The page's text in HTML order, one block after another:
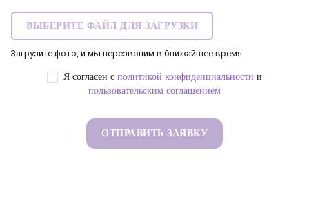
ВЫБЕРИТЕ ФАЙЛ ДЛЯ ЗАГРУЗКИ
Загрузите фото, и мы перезвоним в ближайшее время
Я согласен с политикой конфиденциальности и
пользовательским соглашением